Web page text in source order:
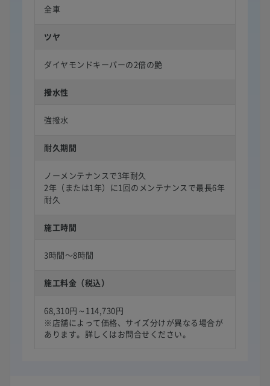
全車
ツヤ
ダイヤモンドキーパーの2倍の艶
撥水性
強撥水
耐久期間
ノーメンテナンスで3年耐久
2年（または1年）に1回のメンテナンスで最長6年
耐久
施工時間
3時間〜8時間
施工料金（税込）
68,310円～114,730円
※店舗によって価格、サイズ分けが異なる場合が
あります。詳しくはお問合せください。